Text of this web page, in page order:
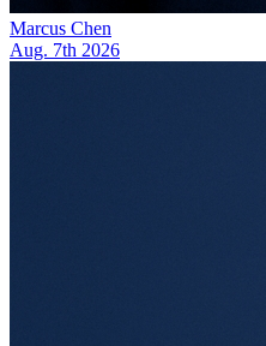
Marcus Chen
Aug. 7th 2026